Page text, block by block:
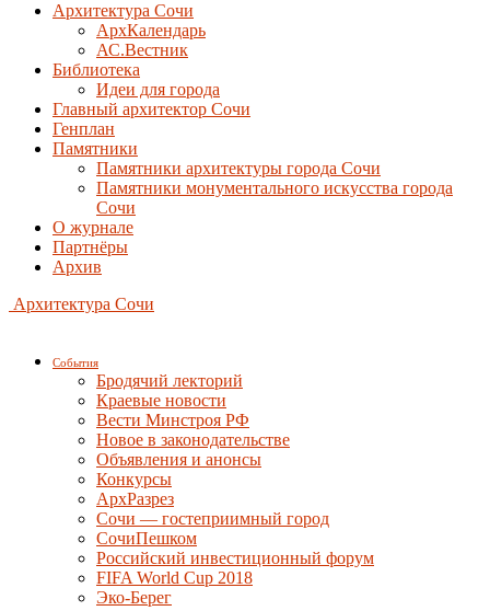
Архитектура Сочи
АрхКалендарь
АС.Вестник
Библиотека
Идеи для города
Главный архитектор Сочи
Генплан
Памятники
Памятники архитектуры города Сочи
Памятники монументального искусства города
Сочи
О журнале
Партнёры
Архив
Архитектура Сочи
События
Бродячий лекторий
Краевые новости
Вести Минстроя РФ
Новое в законодательстве
Объявления и анонсы
Конкурсы
АрхРазрез
Сочи — гостеприимный город
СочиПешком
Российский инвестиционный форум
FIFA World Cup 2018
Эко-Берег